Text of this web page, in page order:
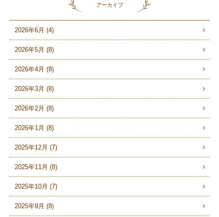
アーカイブ
2026年6月 (4)
2026年5月 (8)
2026年4月 (8)
2026年3月 (8)
2026年2月 (8)
2026年1月 (8)
2025年12月 (7)
2025年11月 (8)
2025年10月 (7)
2025年9月 (8)